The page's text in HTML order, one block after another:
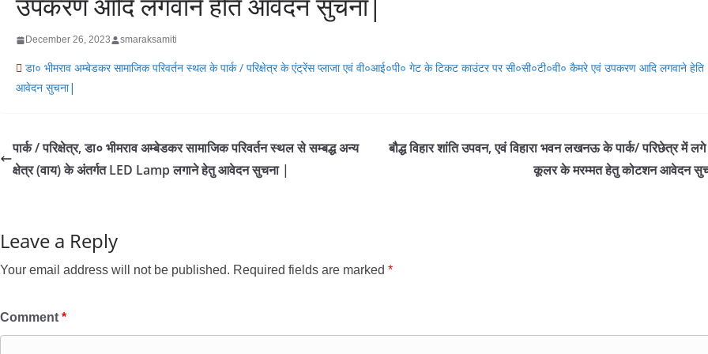
December 26, 2023 smaraksamiti
डा० भीमराव अम्बेडकर सामाजिक परिवर्तन स्थल के पार्क / परिक्षेत्र के एंट्रेंस प्लाजा एवं वी०आई०पी० गेट के टिकट काउंटर पर सी०सी०टी०वी० कैमरे एवं उपकरण आदि लगवाने हेति
आवेदन सुचना|
पार्क / परिक्षेत्र, डा० भीमराव अम्बेडकर सामाजिक परिवर्तन स्थल से सम्बद्ध अन्य
क्षेत्र (वाय) के अंतर्गत LED Lamp लगाने हेतु आवेदन सुचना |
बौद्ध विहार शांति उपवन, एवं विहारा भवन लखनऊ के पार्क/ परिछेत्र में लगे
कूलर के मरम्मत हेतु कोटशन आवेदन
Leave a Reply
Your email address will not be published. Required fields are marked *
Comment *